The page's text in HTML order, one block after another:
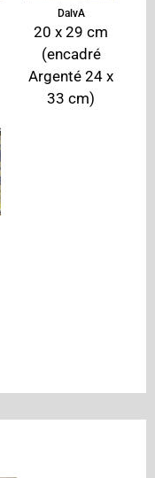
DalvA
20 x 29 cm
(encadré
Argenté 24 x
33 cm)